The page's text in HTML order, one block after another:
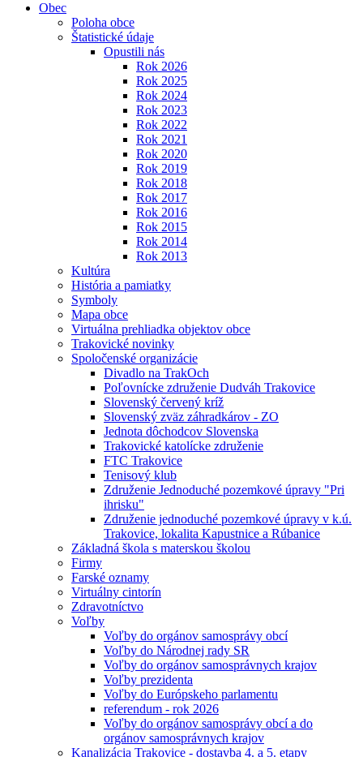
Obec
Poloha obce
Štatistické údaje
Opustili nás
Rok 2026
Rok 2025
Rok 2024
Rok 2023
Rok 2022
Rok 2021
Rok 2020
Rok 2019
Rok 2018
Rok 2017
Rok 2016
Rok 2015
Rok 2014
Rok 2013
Kultúra
História a pamiatky
Symboly
Mapa obce
Virtuálna prehliadka objektov obce
Trakovické novinky
Spoločenské organizácie
Divadlo na TrakOch
Poľovnícke združenie Dudváh Trakovice
Slovenský červený kríž
Slovenský zväz záhradkárov - ZO
Jednota dôchodcov Slovenska
Trakovické katolícke združenie
FTC Trakovice
Tenisový klub
Združenie Jednoduché pozemkové úpravy "Pri
ihrisku"
Združenie jednoduché pozemkové úpravy v k.ú.
Trakovice, lokalita Kapustnice a Rúbanice
Základná škola s materskou školou
Firmy
Farské oznamy
Virtuálny cintorín
Zdravotníctvo
Voľby
Voľby do orgánov samosprávy obcí
Voľby do Národnej rady SR
Voľby do orgánov samosprávnych krajov
Voľby prezidenta
Voľby do Európskeho parlamentu
referendum - rok 2026
Voľby do orgánov samosprávy obcí a do
orgánov samosprávnych krajov
Kanalizácia Trakovice - dostavba 4. a 5. etapy